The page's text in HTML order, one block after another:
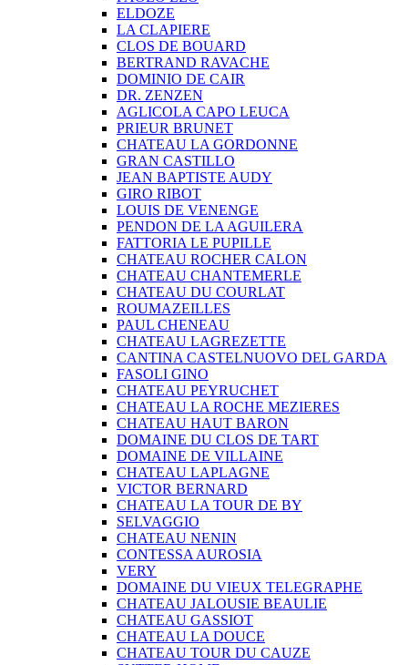
ELDOZE
LA CLAPIERE
CLOS DE BOUARD
BERTRAND RAVACHE
DOMINIO DE CAIR
DR. ZENZEN
AGLICOLA CAPO LEUCA
PRIEUR BRUNET
CHATEAU LA GORDONNE
GRAN CASTILLO
JEAN BAPTISTE AUDY
GIRO RIBOT
LOUIS DE VENENGE
PENDON DE LA AGUILERA
FATTORIA LE PUPILLE
CHATEAU ROCHER CALON
CHATEAU CHANTEMERLE
CHATEAU DU COURLAT
ROUMAZEILLES
PAUL CHENEAU
CHATEAU LAGREZETTE
CANTINA CASTELNUOVO DEL GARDA
FASOLI GINO
CHATEAU PEYRUCHET
CHATEAU LA ROCHE MEZIERES
CHATEAU HAUT BARON
DOMAINE DU CLOS DE TART
DOMAINE DE VILLAINE
CHATEAU LAPLAGNE
VICTOR BERNARD
CHATEAU LA TOUR DE BY
SELVAGGIO
CHATEAU NENIN
CONTESSA AUROSIA
VERY
DOMAINE DU VIEUX TELEGRAPHE
CHATEAU JALOUSIE BEAULIE
CHATEAU GASSIOT
CHATEAU LA DOUCE
CHATEAU TOUR DU CAUZE